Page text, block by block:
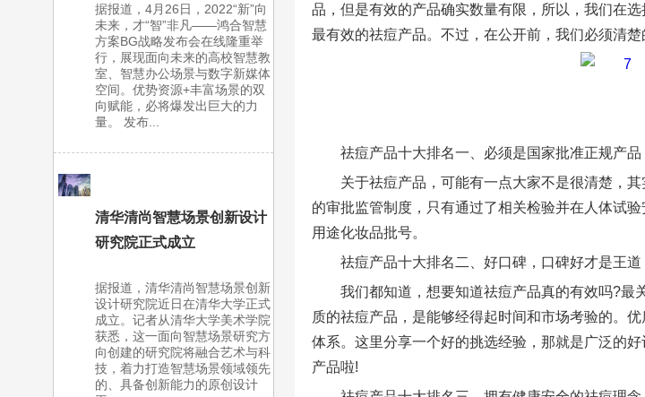
据报道，4月26日，2022“新”向
未来，才“智”非凡——鸿合智慧
方案BG战略发布会在线隆重举
行，展现面向未来的高校智慧教
室、智慧办公场景与数字新媒体
空间。优势资源+丰富场景的双
向赋能，必将爆发出巨大的力
量。 发布...
清华清尚智慧场景创新设计
研究院正式成立
据报道，清华清尚智慧场景创新
设计研究院近日在清华大学正式
成立。记者从清华大学美术学院
获悉，这一面向智慧场景研究方
向创建的研究院将融合艺术与科
技，着力打造智慧场景领域领先
的、具备创新能力的原创设计
品，但是有效的产品确实数量有限，所以，我们在
最有效的祛痘产品。不过，在公开前，我们必须清
祛痘产品十大排名一、必须是国家批准正规产品
关于祛痘产品，可能有一点大家不是很清楚，
的审批监管制度，只有通过了相关检验并在人体试
用途化妆品批号。
祛痘产品十大排名二、好口碑，口碑好才是王道
我们都知道，想要知道祛痘产品真的有效吗?最
质的祛痘产品，是能够经得起时间和市场考验的。
体系。这里分享一个好的挑选经验，那就是广泛的
产品啦!